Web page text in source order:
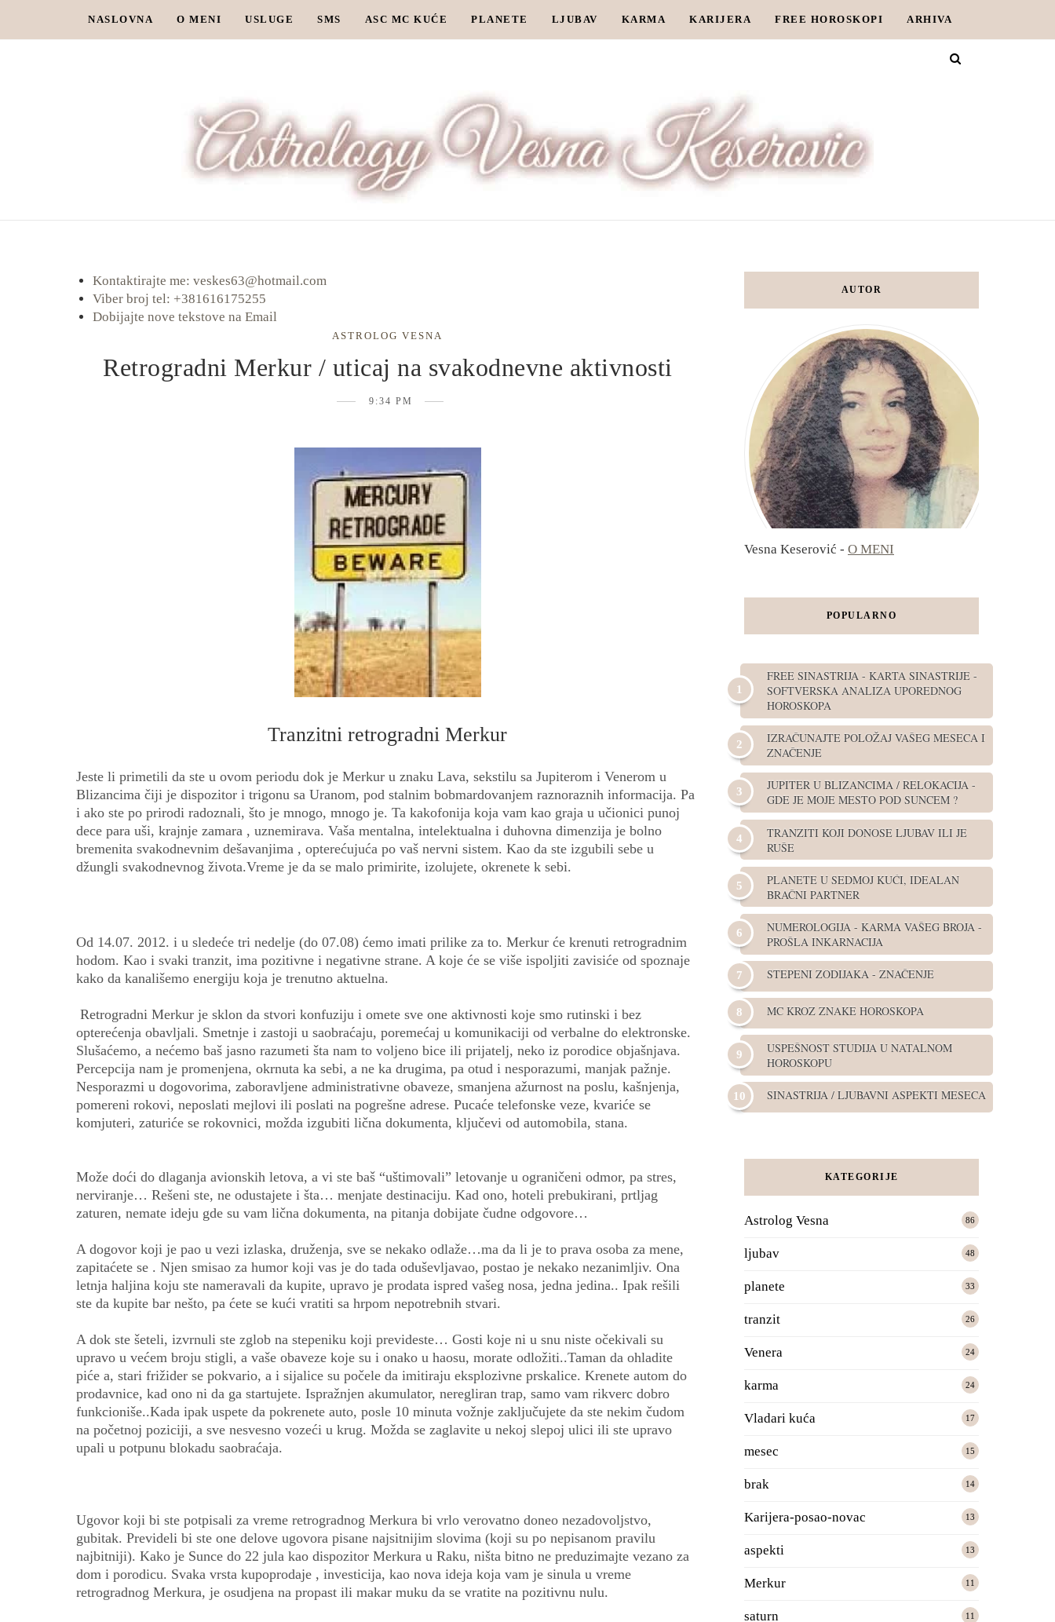
NASLOVNA O MENI USLUGE SMS ASC MC KUĆE PLANETE LJUBAV KARMA KARIJERA FREE HOROSKOPI ARHIVA
Kontaktirajte me: veskes63@hotmail.com
Viber broj tel: +381616175255
Dobijajte nove tekstove na Email
ASTROLOG VESNA
Retrogradni Merkur / uticaj na svakodnevne aktivnosti
9:34 PM
Tranzitni retrogradni Merkur
Jeste li primetili da ste u ovom periodu dok je Merkur u znaku Lava, sekstilu sa Jupiterom i Venerom u
Blizancima čiji je dispozitor i trigonu sa Uranom, pod stalnim bobmardovanjem raznoraznih informacija. Pa
i ako ste po prirodi radoznali, što je mnogo, mnogo je. Ta kakofonija koja vam kao graja u učionici punoj
dece para uši, krajnje zamara , uznemirava. Vaša mentalna, intelektualna i duhovna dimenzija je bolno
bremenita svakodnevnim dešavanjima , opterećujuća po vaš nervni sistem. Kao da ste izgubili sebe u
džungli svakodnevnog života.Vreme je da se malo primirite, izolujete, okrenete k sebi.
Od 14.07. 2012. i u sledeće tri nedelje (do 07.08) ćemo imati prilike za to. Merkur će krenuti retrogradnim
hodom. Kao i svaki tranzit, ima pozitivne i negativne strane. A koje će se više ispoljiti zavisiće od spoznaje
kako da kanališemo energiju koja je trenutno aktuelna.
Retrogradni Merkur je sklon da stvori konfuziju i omete sve one aktivnosti koje smo rutinski i bez
opterećenja obavljali. Smetnje i zastoji u saobraćaju, poremećaj u komunikaciji od verbalne do elektronske.
Slušaćemo, a nećemo baš jasno razumeti šta nam to voljeno bice ili prijatelj, neko iz porodice objašnjava.
Percepcija nam je promenjena, okrnuta ka sebi, a ne ka drugima, pa otud i nesporazumi, manjak pažnje.
Nesporazmi u dogovorima, zaboravljene administrativne obaveze, smanjena ažurnost na poslu, kašnjenja,
pomereni rokovi, neposlati mejlovi ili poslati na pogrešne adrese. Pucaće telefonske veze, kvariće se
komjuteri, zaturiće se rokovnici, možda izgubiti lična dokumenta, ključevi od automobila, stana.
Može doći do dlaganja avionskih letova, a vi ste baš “uštimovali” letovanje u ograničeni odmor, pa stres,
nerviranje… Rešeni ste, ne odustajete i šta… menjate destinaciju. Kad ono, hoteli prebukirani, prtljag
zaturen, nemate ideju gde su vam lična dokumenta, na pitanja dobijate čudne odgovore…
A dogovor koji je pao u vezi izlaska, druženja, sve se nekako odlaže…ma da li je to prava osoba za mene,
zapitaćete se . Njen smisao za humor koji vas je do tada oduševljavao, postao je nekako nezanimljiv. Ona
letnja haljina koju ste nameravali da kupite, upravo je prodata ispred vašeg nosa, jedna jedina.. Ipak rešili
ste da kupite bar nešto, pa ćete se kući vratiti sa hrpom nepotrebnih stvari.
A dok ste šeteli, izvrnuli ste zglob na stepeniku koji prevideste… Gosti koje ni u snu niste očekivali su
upravo u većem broju stigli, a vaše obaveze koje su i onako u haosu, morate odložiti..Taman da ohladite
piće a, stari frižider se pokvario, a i sijalice su počele da imitiraju eksplozivne prskalice. Krenete autom do
prodavnice, kad ono ni da ga startujete. Ispražnjen akumulator, neregliran trap, samo vam rikverc dobro
funkcioniše..Kada ipak uspete da pokrenete auto, posle 10 minuta vožnje zaključujete da ste nekim čudom
na početnoj poziciji, a sve nesvesno vozeći u krug. Možda se zaglavite u nekoj slepoj ulici ili ste upravo
upali u potpunu blokadu saobraćaja.
Ugovor koji bi ste potpisali za vreme retrogradnog Merkura bi vrlo verovatno doneo nezadovoljstvo,
gubitak. Prevideli bi ste one delove ugovora pisane najsitnijim slovima (koji su po nepisanom pravilu
najbitniji). Kako je Sunce do 22 jula kao dispozitor Merkura u Raku, ništa bitno ne preduzimajte vezano za
dom i porodicu. Svaka vrsta kupoprodaje , investicija, kao nova ideja koja vam je sinula u vreme
retrogradnog Merkura, je osudjena na propast ili makar muku da se vratite na pozitivnu nulu.
AUTOR
Vesna Keserović - O MENI
POPULARNO
FREE SINASTRIJA - KARTA SINASTRIJE -
SOFTVERSKA ANALIZA UPOREDNOG
HOROSKOPA
IZRAČUNAJTE POLOŽAJ VAŠEG MESECA I
ZNAČENJE
JUPITER U BLIZANCIMA / RELOKACIJA -
GDE JE MOJE MESTO POD SUNCEM ?
TRANZITI KOJI DONOSE LJUBAV ILI JE
RUŠE
PLANETE U SEDMOJ KUĆI, IDEALAN
BRAČNI PARTNER
NUMEROLOGIJA - KARMA VAŠEG BROJA -
PROŠLA INKARNACIJA
STEPENI ZODIJAKA - ZNAČENJE
MC KROZ ZNAKE HOROSKOPA
USPEŠNOST STUDIJA U NATALNOM
HOROSKOPU
SINASTRIJA / LJUBAVNI ASPEKTI MESECA
KATEGORIJE
Astrolog Vesna 86
ljubav 48
planete 33
tranzit 26
Venera 24
karma 24
Vladari kuća 17
mesec 15
brak 14
Karijera-posao-novac 13
aspekti 13
Merkur 11
saturn 11